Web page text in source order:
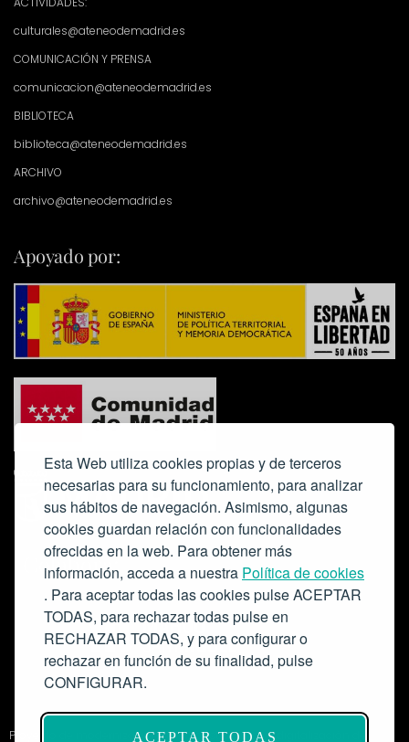
Esta Web utiliza cookies propias y de terceros
necesarias para su funcionamiento, para analizar
sus hábitos de navegación. Asimismo, algunas
cookies guardan relación con funcionalidades
ofrecidas en la web. Para obtener más
información, acceda a nuestra Política de cookies
. Para aceptar todas las cookies pulse ACEPTAR
TODAS, para rechazar todas pulse en
RECHAZAR TODAS, y para configurar o
rechazar en función de su finalidad, pulse
CONFIGURAR.
ACEPTAR TODAS
culturales@ateneodemadrid.es
COMUNICACIÓN Y PRENSA
comunicacion@ateneodemadrid.es
BIBLIOTECA
biblioteca@ateneodemadrid.es
ARCHIVO
archivo@ateneodemadrid.es
Apoyado por:
Colabora:
Proyecto de modernización de infraestructuras y digitalización del